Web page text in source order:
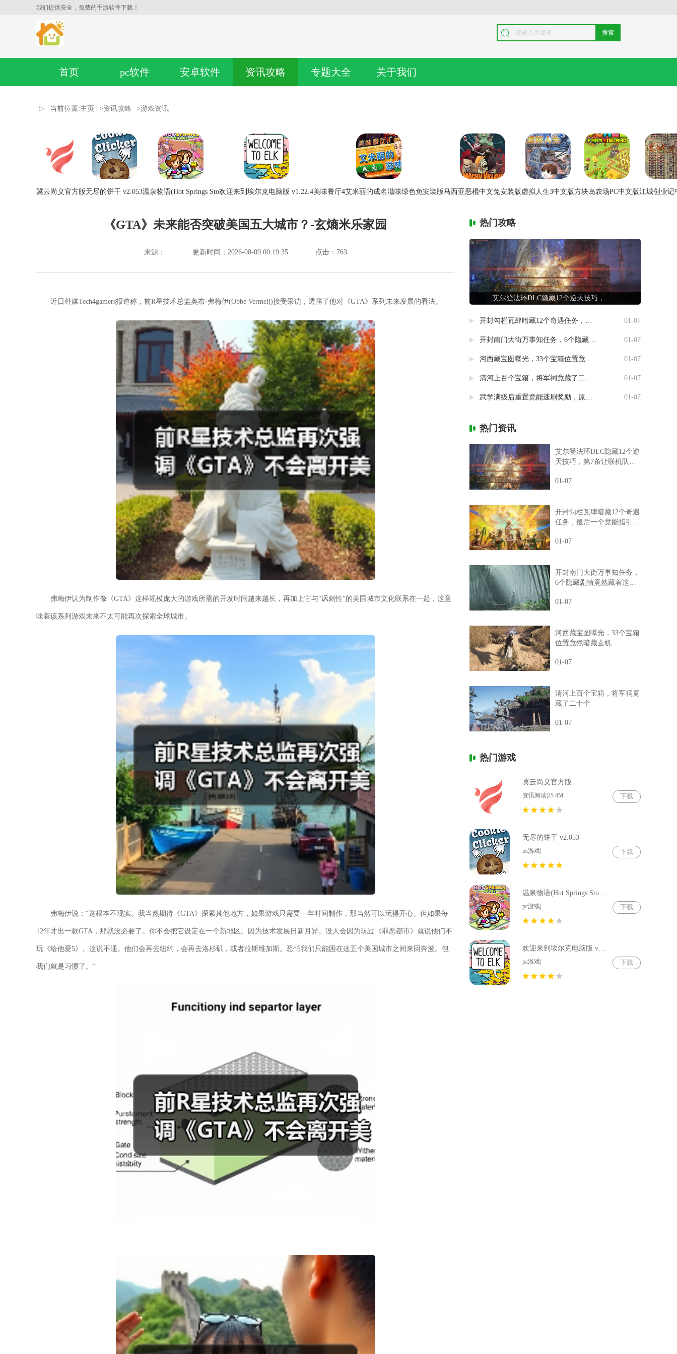
我们提供安全，免费的手游软件下载！
搜索
首页 pc软件 安卓软件 资讯攻略 专题大全 关于我们
当前位置:主页 >资讯攻略 >游戏资讯
冀云尚义官方版无尽的饼干 v2.053温泉物语(Hot Springs Sto欢迎来到埃尔克电脑版 v1.22.4美味餐厅4艾米丽的成名滋味绿色免安装版马西亚恶棍中文免安装版 虚拟人生3中文版方块岛农场PC中文版江城创业记
《GTA》未来能否突破美国五大城市？-玄熵米乐家园
来源： 更新时间：2026-08-09 00:19:35 点击： 763
近日外媒Tech4gamers报道称，前R星技术总监奥布·弗梅伊(Obbe Vermeij)接受采访，透露了他对《GTA》系列未来发展的看法。
弗梅伊认为制作像《GTA》这样规模庞大的游戏所需的开发时间越来越长，再加上它与“讽刺性”的美国城市文化联系在一起，这意
味着该系列游戏未来不太可能再次探索全球城市。
弗梅伊说：“这根本不现实。我当然期待《GTA》探索其他地方，如果游戏只需要一年时间制作，那当然可以玩得开心。但如果每
12年才出一款GTA，那就没必要了。你不会把它设定在一个新地区。因为技术发展日新月异。没人会因为玩过《罪恶都市》就说他们不
玩《给他爱5》。这说不通。他们会再去纽约，会再去洛杉矶，或者拉斯维加斯。恐怕我们只能困在这五个美国城市之间来回奔波。但
我们就是习惯了。”
热门攻略
艾尔登法环DLC隐藏12个逆天技巧，第7条让联机队友惊掉下巴
开封勾栏瓦肆暗藏12个奇遇任务，最后一个竟能指引人生方向 01-07
开封南门大街万事知任务，6个隐藏剧情竟然藏着这样的秘密 01-07
河西藏宝图曝光，33个宝箱位置竟然暗藏玄机 01-07
清河上百个宝箱，将军祠竟藏了二十个 01-07
武学满级后重置竟能速刷奖励，原来流派挑战有这种捷径 01-07
热门资讯
艾尔登法环DLC隐藏12个逆
天技巧，第7条让联机队友
01-07
开封勾栏瓦肆暗藏12个奇遇
任务，最后一个竟能指引人
01-07
开封南门大街万事知任务，
6个隐藏剧情竟然藏着这样
01-07
河西藏宝图曝光，33个宝箱
位置竟然暗藏玄机
01-07
清河上百个宝箱，将军祠竟
藏了二十个
01-07
热门游戏
冀云尚义官方版
资讯阅读|25.4M 下载
无尽的饼干 v2.053
pc游戏| 下载
温泉物语(Hot Springs Story) v2.79
pc游戏| 下载
欢迎来到埃尔克电脑版 v1.22.4
pc游戏| 下载